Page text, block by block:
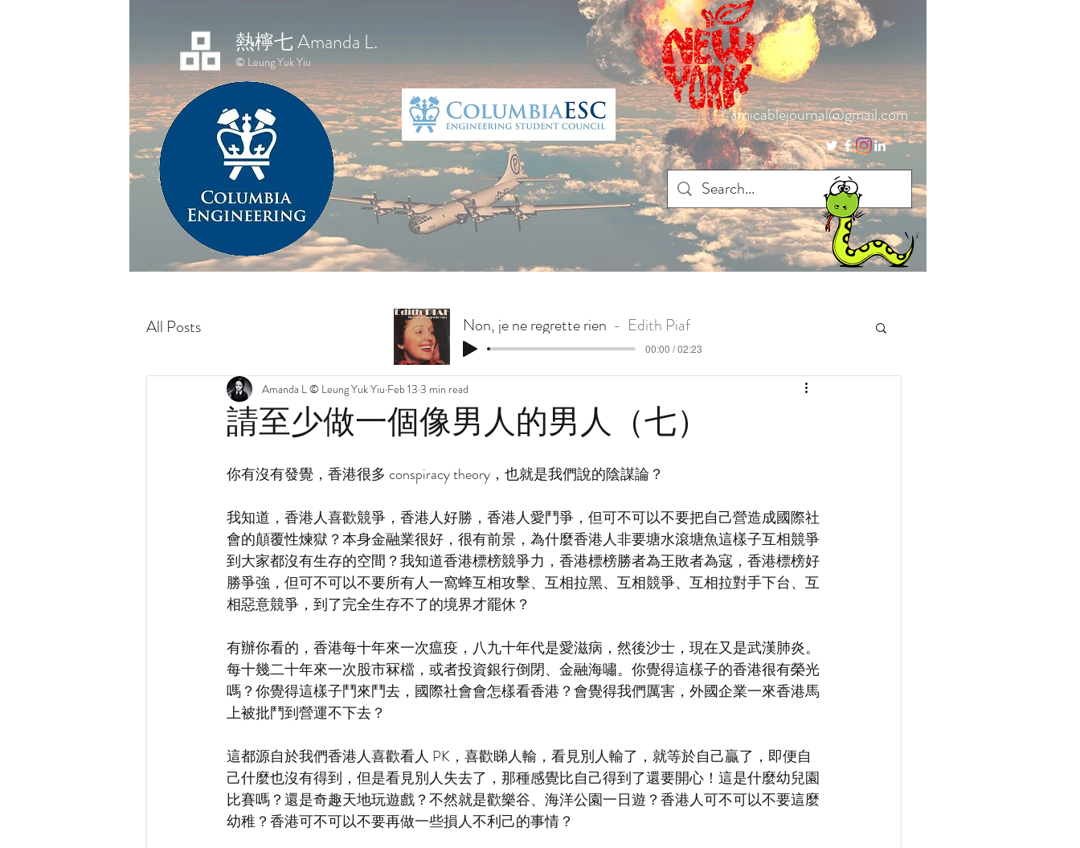
熱檸七 Amanda L.
© Leung Yuk Yiu
amicablejournal@gmail.com
All Posts
請至少做一個像男人的男人（七）
Amanda L © Leung Yuk Yiu Feb 13 3 min read
你有沒有發覺，香港很多 conspiracy theory，也就是我們說的陰謀論？
我知道，香港人喜歡競爭，香港人好勝，香港人愛鬥爭，但可不可以不要把自己營造成國際社
會的顛覆性煉獄？本身金融業很好，很有前景，為什麼香港人非要塘水滾塘魚這樣子互相競爭
到大家都沒有生存的空間？我知道香港標榜競爭力，香港標榜勝者為王敗者為寇，香港標榜好
勝爭強，但可不可以不要所有人一窩蜂互相攻擊、互相拉黑、互相競爭、互相拉對手下台、互
相惡意競爭，到了完全生存不了的境界才罷休？
有辦你看的，香港每十年來一次瘟疫，八九十年代是愛滋病，然後沙士，現在又是武漢肺炎。
每十幾二十年來一次股市冧檔，或者投資銀行倒閉、金融海嘯。你覺得這樣子的香港很有榮光
嗎？你覺得這樣子鬥來鬥去，國際社會會怎樣看香港？會覺得我們厲害，外國企業一來香港馬
上被批鬥到營運不下去？
這都源自於我們香港人喜歡看人 PK，喜歡睇人輸，看見別人輸了，就等於自己贏了，即便自
己什麼也沒有得到，但是看見別人失去了，那種感覺比自己得到了還要開心！這是什麼幼兒園
比賽嗎？還是奇趣天地玩遊戲？不然就是歡樂谷、海洋公園一日遊？香港人可不可以不要這麼
幼稚？香港可不可以不要再做一些損人不利己的事情？
Non, je ne regrette rien Edith Piaf
00:00 / 02:23